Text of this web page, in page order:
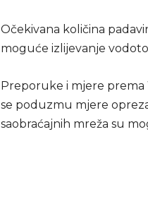
Očekivana količina
moguće izlijevanje
Preporuke i mjere prema
se poduzmu mjere
saobraćajnih mreža su